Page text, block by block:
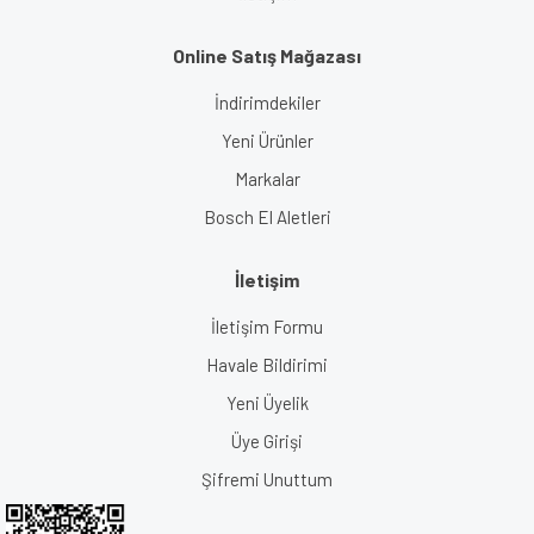
Online Satış Mağazası
İndirimdekiler
Yeni Ürünler
Markalar
Bosch El Aletleri
İletişim
İletişim Formu
Havale Bildirimi
Yeni Üyelik
Üye Girişi
Şifremi Unuttum